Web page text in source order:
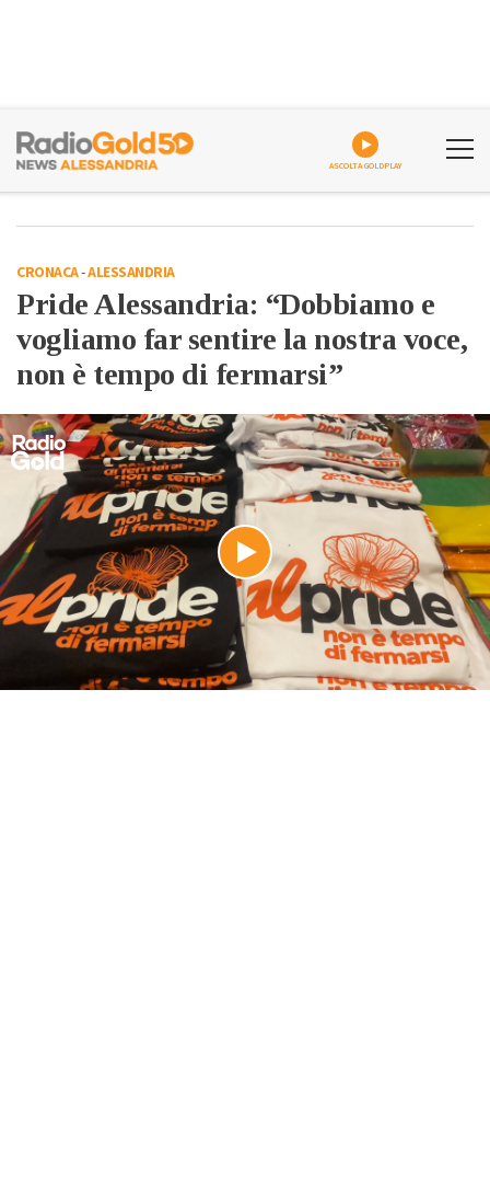
ASCOLTA GOLDPLAY
CRONACA-ALESSANDRIA
Pride Alessandria: “Dobbiamo e
vogliamo far sentire la nostra voce,
non è tempo di fermarsi”